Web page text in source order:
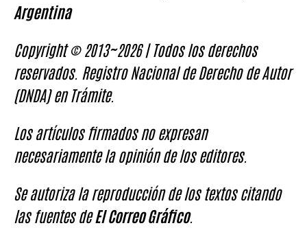
Argentina
Copyright © 2013~2026 | Todos los derechos
reservados. Registro Nacional de Derecho de Autor
(DNDA) en Trámite.
Los artículos firmados no expresan
necesariamente la opinión de los editores.
Se autoriza la reproducción de los textos citando
las fuentes deEl Correo Gráfico.